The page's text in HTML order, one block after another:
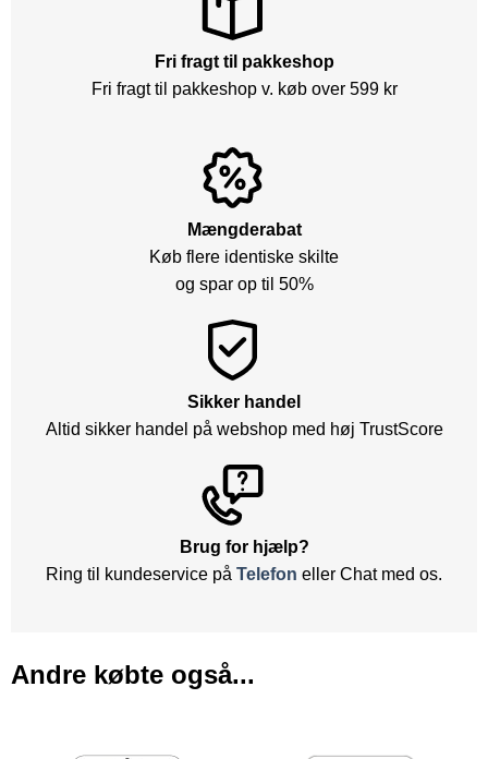
Fri fragt til pakkeshop
Fri fragt til pakkeshop v. køb over 599 kr
Mængderabat
Køb flere identiske skilte
og spar op til 50%
Sikker handel
Altid sikker handel på webshop med høj TrustScore
Brug for hjælp?
Ring til kundeservice på Telefon eller Chat med os.
Andre købte også...